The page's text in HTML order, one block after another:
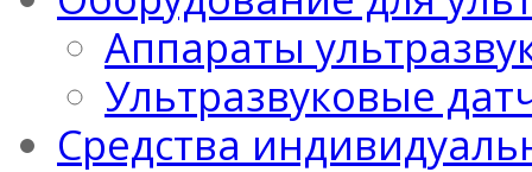
Аппараты
Ультразвуковые
Средства